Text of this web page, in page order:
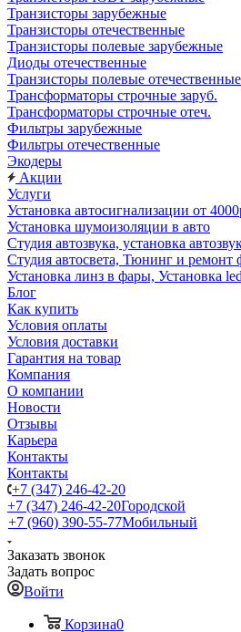
Транзисторы зарубежные
Транзисторы отечественные
Транзисторы полевые зарубежные
Диоды отечественные
Транзисторы полевые отечественные
Трансформаторы строчные заруб.
Трансформаторы строчные отеч.
Фильтры зарубежные
Фильтры отечественные
Экодеры
Акции
Услуги
Установка автосигнализации от
Установка шумоизоляции в авто
Студия автозвука, установка
Студия автосвета, Тюнинг и ремонт
Установка линз в фары, Установка
Блог
Как купить
Условия оплаты
Условия доставки
Гарантия на товар
Компания
О компании
Новости
Отзывы
Карьера
Контакты
Контакты
+7 (347) 246-42-20
+7 (347) 246-42-20Городской
+7 (960) 390-55-77Мобильный
Заказать звонок
Задать вопрос
Войти
Корзина0